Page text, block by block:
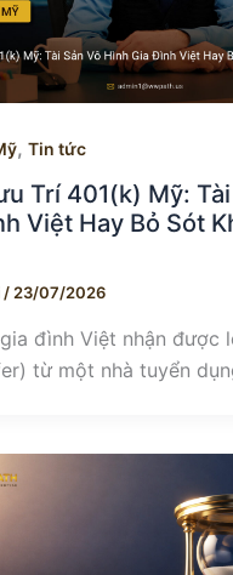
, Tin tức
Trí 401(k) Mỹ:
Việt Hay Bỏ Sót
/ 23/07/2026
đình Việt nhận được
từ một nhà tuyển